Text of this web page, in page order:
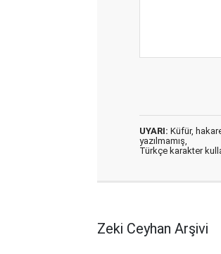
UYARI: Küfür,
yazılmamış,
Türkçe karakter
Zeki Ceyhan Arşivi